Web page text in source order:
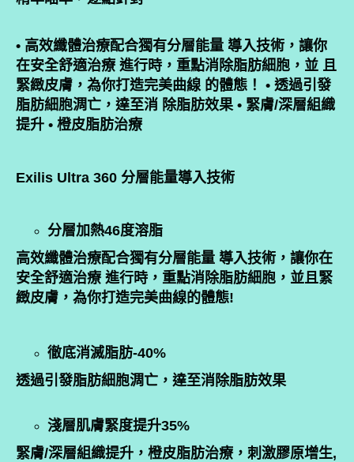
• 高效纖體治療配合獨有分層能量 導入技術，讓你
在安全舒適治療 進行時，重點消除脂肪細胞，並 且
緊緻皮膚，為你打造完美曲線 的體態！ • 透過引發
脂肪細胞淍亡，達至消 除脂肪效果 • 緊膚/深層組織
提升 • 橙皮脂肪治療
Exilis Ultra 360 分層能量導入技術
分層加熱46度溶脂​
高效纖體治療配合獨有分層能量 導入技術，讓你在
安全舒適治療 進行時，重點消除脂肪細胞，並且緊
緻皮膚，為你打造完美曲線的體態!
徹底消滅脂肪-40%
透過引發脂肪細胞淍亡，達至消除脂肪效果
淺層肌膚緊度提升35%
緊膚/深層組織提升，橙皮脂肪治療，刺激膠原增生,